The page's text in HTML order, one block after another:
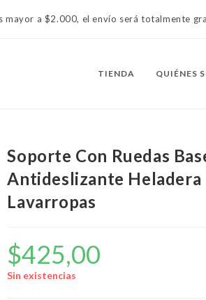
mayor a $2.000, el envío será totalmente
TIENDA QUIÉNES
Soporte Con Ruedas
Antideslizante Heladera
Lavarropas
$425,00
Sin existencias